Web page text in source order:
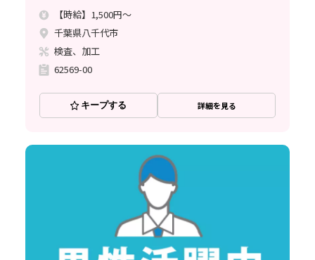
査など】時給1500円//寮完備/土日休み/月収例33.7万
円でしっかり稼げる♪
【時給】1,500円～
千葉県八千代市
検査、加工
62569-00
キープする 詳細を見る